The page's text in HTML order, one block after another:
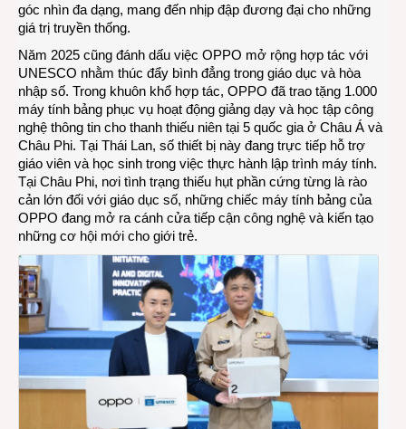
góc nhìn đa dạng, mang đến nhịp đập đương đại cho những
giá trị truyền thống.
Năm 2025 cũng đánh dấu việc OPPO mở rộng hợp tác với
UNESCO nhằm thúc đẩy bình đẳng trong giáo dục và hòa
nhập số. Trong khuôn khổ hợp tác, OPPO đã trao tặng 1.000
máy tính bảng phục vụ hoạt động giảng dạy và học tập công
nghệ thông tin cho thanh thiếu niên tại 5 quốc gia ở Châu Á và
Châu Phi. Tại Thái Lan, số thiết bị này đang trực tiếp hỗ trợ
giáo viên và học sinh trong việc thực hành lập trình máy tính.
Tại Châu Phi, nơi tình trạng thiếu hụt phần cứng từng là rào
cản lớn đối với giáo dục số, những chiếc máy tính bảng của
OPPO đang mở ra cánh cửa tiếp cận công nghệ và kiến tạo
những cơ hội mới cho giới trẻ.